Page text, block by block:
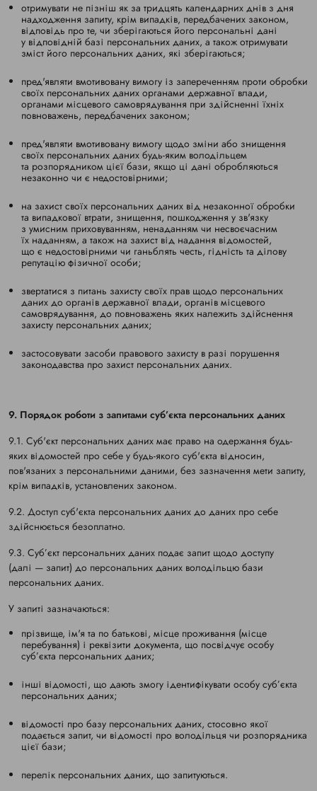
отримувати не пізніш як за тридцять календарних днів з дня
надходження запиту, крім випадків, передбачених законом,
відповідь про те, чи зберігаються його персональні дані
у відповідній базі персональних даних, а також отримувати
зміст його персональних даних, які зберігаються;
пред'являти вмотивовану вимогу із запереченням проти обробки
своїх персональних даних органами державної влади,
органами місцевого самоврядування при здійсненні їхніх
повноважень, передбачених законом;
пред'являти вмотивовану вимогу щодо зміни або знищення
своїх персональних даних будь-яким володільцем
та розпорядником цієї бази, якщо ці дані обробляються
незаконно чи є недостовірними;
на захист своїх персональних даних від незаконної обробки
та випадкової втрати, знищення, пошкодження у зв'язку
з умисним приховуванням, ненаданням чи несвоєчасним
їх наданням, а також на захист від надання відомостей,
що є недостовірними чи ганьблять честь, гідність та ділову
репутацію фізичної особи;
звертатися з питань захисту своїх прав щодо персональних
даних до органів державної влади, органів місцевого
самоврядування, до повноважень яких належить здійснення
захисту персональних даних;
застосовувати засоби правового захисту в разі порушення
законодавства про захист персональних даних.
9. Порядок роботи з запитами суб’єкта персональних даних
9.1. Суб'єкт персональних даних має право на одержання будь-
яких відомостей про себе у будь-якого суб'єкта відносин,
пов'язаних з персональними даними, без зазначення мети запиту,
крім випадків, установлених законом.
9.2. Доступ суб'єкта персональних даних до даних про себе
здійснюється безоплатно.
9.3. Суб’єкт персональних даних подає запит щодо доступу
(далі — запит) до персональних даних володільцю бази
персональних даних.
У запиті зазначаються:
прізвище, ім'я та по батькові, місце проживання (місце
перебування) і реквізити документа, що посвідчує особу
суб’єкта персональних даних;
інші відомості, що дають змогу ідентифікувати особу суб’єкта
персональних даних;
відомості про базу персональних даних, стосовно якої
подається запит, чи відомості про володільця чи розпорядника
цієї бази;
перелік персональних даних, що запитуються.